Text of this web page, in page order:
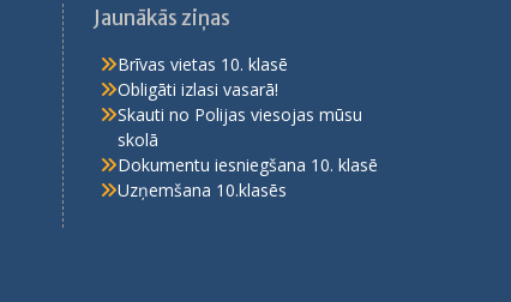
Jaunākās ziņas
Brīvas vietas 10. klasē
Obligāti izlasi vasarā!
Skauti no Polijas viesojas mūsu
skolā
Dokumentu iesniegšana 10. klasē
Uzņemšana 10.klasēs